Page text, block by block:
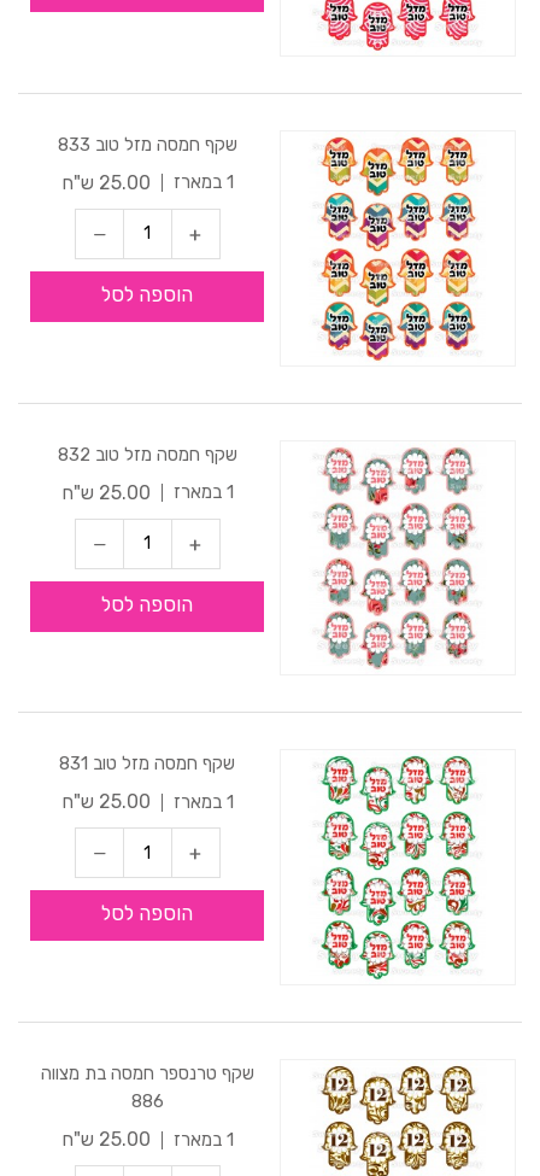
שקף חמסה מזל טוב 833
1 במארז
25.00 ש"ח
הוספה לסל
שקף חמסה מזל טוב 832
1 במארז
25.00 ש"ח
הוספה לסל
שקף חמסה מזל טוב 831
1 במארז
25.00 ש"ח
הוספה לסל
שקף טרנספר חמסה בת מצווה
886
1 במארז
25.00 ש"ח